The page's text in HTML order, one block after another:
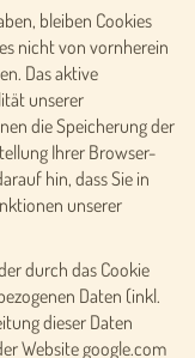
bleiben Cookies
nicht von vornherein
Das aktive
unserer
die Speicherung der
Ihrer Browser-
hin, dass Sie in
unserer
durch das Cookie
Daten (inkl.
dieser Daten
Website google.com